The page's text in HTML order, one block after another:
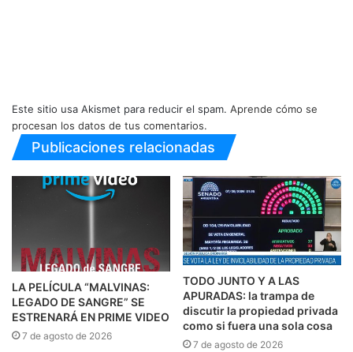
Este sitio usa Akismet para reducir el spam. Aprende cómo se
procesan los datos de tus comentarios.
Publicaciones relacionadas
LA PELÍCULA “MALVINAS:
LEGADO DE SANGRE” SE
ESTRENARÁ EN PRIME VIDEO
7 de agosto de 2026
TODO JUNTO Y A LAS
APURADAS: la trampa de
discutir la propiedad privada
como si fuera una sola cosa
7 de agosto de 2026